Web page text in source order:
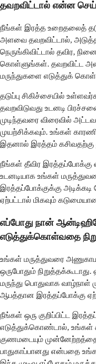
தவறவிட்டால் என்ன
நீங்கள் இரத்த உறைதலைத்
அளவை தவறவிட்டால்,
நெருங்கிவிட்டால் தவிர,
கொள்ளுங்கள். தவறவிட்ட
மருந்துகளை எடுத்துக்
தடுப்பு சிகிச்சையில்
தவறவிடுவது உடனடி
முடிந்தவரை விரைவில்
முயற்சிக்கவும். உங்கள்
இதனால் இரத்தம் கசிவதற்கு
நீங்கள் தீவிர இரத்தப்போக்கு
உடனடியாக உங்கள்
இரத்தப்போக்குக்கு
ஏற்பட்டால் மிகவும்
எப்போது நான்
எடுத்துக்கொள்வதை
உங்கள் மருத்துவரை
ஒருபோதும்
மருந்து பொதுவாக வாழ்நாள்
ஆபத்தான இரத்தப்போக்கு
நீங்கள் ஒரு குறிப்பிட்ட
எடுத்துக்கொண்டால், உங்கள்
குணமடையும்
பாதுகாப்பானது என்பதை